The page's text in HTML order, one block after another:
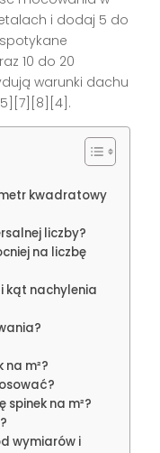
i dodaj 5 do
10 do 20
warunki dachu
kwadratowy
liczby?
na liczbę
kąt nachylenia
na m²?
na m²?
wymiarów i